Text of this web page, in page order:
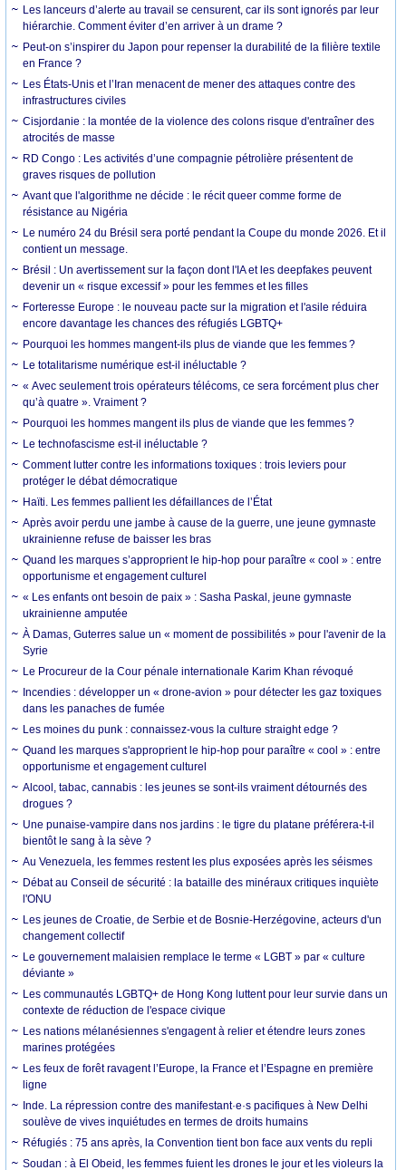
Les lanceurs d’alerte au travail se censurent, car ils sont ignorés par leur
hiérarchie. Comment éviter d’en arriver à un drame ?
Peut-on s’inspirer du Japon pour repenser la durabilité de la filière textile
en France ?
Les États-Unis et l’Iran menacent de mener des attaques contre des
infrastructures civiles
Cisjordanie : la montée de la violence des colons risque d'entraîner des
atrocités de masse
RD Congo : Les activités d’une compagnie pétrolière présentent de
graves risques de pollution
Avant que l'algorithme ne décide : le récit queer comme forme de
résistance au Nigéria
Le numéro 24 du Brésil sera porté pendant la Coupe du monde 2026. Et il
contient un message.
Brésil : Un avertissement sur la façon dont l'IA et les deepfakes peuvent
devenir un « risque excessif » pour les femmes et les filles
Forteresse Europe : le nouveau pacte sur la migration et l'asile réduira
encore davantage les chances des réfugiés LGBTQ+
Pourquoi les hommes mangent-ils plus de viande que les femmes ?
Le totalitarisme numérique est-il inéluctable ?
« Avec seulement trois opérateurs télécoms, ce sera forcément plus cher
qu’à quatre ». Vraiment ?
Pourquoi les hommes mangent ils plus de viande que les femmes ?
Le technofascisme est-il inéluctable ?
Comment lutter contre les informations toxiques : trois leviers pour
protéger le débat démocratique
Haïti. Les femmes pallient les défaillances de l’État
Après avoir perdu une jambe à cause de la guerre, une jeune gymnaste
ukrainienne refuse de baisser les bras
Quand les marques s’approprient le hip-hop pour paraître « cool » : entre
opportunisme et engagement culturel
« Les enfants ont besoin de paix » : Sasha Paskal, jeune gymnaste
ukrainienne amputée
À Damas, Guterres salue un « moment de possibilités » pour l'avenir de la
Syrie
Le Procureur de la Cour pénale internationale Karim Khan révoqué
Incendies : développer un « drone-avion » pour détecter les gaz toxiques
dans les panaches de fumée
Les moines du punk : connaissez-vous la culture straight edge ?
Quand les marques s'approprient le hip-hop pour paraître « cool » : entre
opportunisme et engagement culturel
Alcool, tabac, cannabis : les jeunes se sont-ils vraiment détournés des
drogues ?
Une punaise-vampire dans nos jardins : le tigre du platane préférera-t-il
bientôt le sang à la sève ?
Au Venezuela, les femmes restent les plus exposées après les séismes
Débat au Conseil de sécurité : la bataille des minéraux critiques inquiète
l'ONU
Les jeunes de Croatie, de Serbie et de Bosnie-Herzégovine, acteurs d'un
changement collectif
Le gouvernement malaisien remplace le terme « LGBT » par « culture
déviante »
Les communautés LGBTQ+ de Hong Kong luttent pour leur survie dans un
contexte de réduction de l'espace civique
Les nations mélanésiennes s'engagent à relier et étendre leurs zones
marines protégées
Les feux de forêt ravagent l’Europe, la France et l’Espagne en première
ligne
Inde. La répression contre des manifestant·e·s pacifiques à New Delhi
soulève de vives inquiétudes en termes de droits humains
Réfugiés : 75 ans après, la Convention tient bon face aux vents du repli
Soudan : à El Obeid, les femmes fuient les drones le jour et les violeurs la